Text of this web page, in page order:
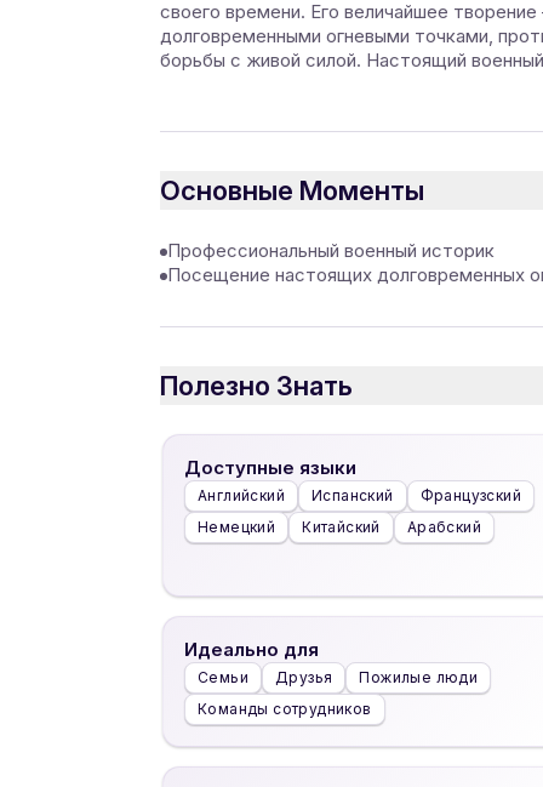
своего времени. Его величайшее
долговременными огневыми точками,
борьбы с живой силой. Настоящий
Основные Моменты
Профессиональный военный историк
Посещение настоящих долговременных
Полезно Знать
Доступные языки
Английский Испанский
Французский
Немецкий
Китайский Арабский
Идеально для
Семьи Друзья
Пожилые люди
Команды сотрудников